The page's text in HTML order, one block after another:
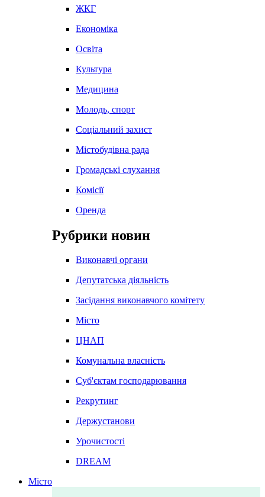
ЖКГ
Економіка
Освіта
Культура
Медицина
Молодь, спорт
Соціальний захист
Містобудівна рада
Громадські слухання
Комісії
Оренда
Рубрики новин
Виконавчі органи
Депутатська діяльність
Засідання виконавчого комітету
Місто
ЦНАП
Комунальна власність
Суб'єктам господарювання
Рекрутинг
Держустанови
Урочистості
DREAM
Місто